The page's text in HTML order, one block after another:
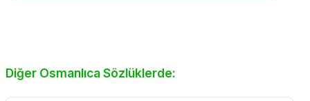
Diğer Osmanlıca Sözlüklerde: